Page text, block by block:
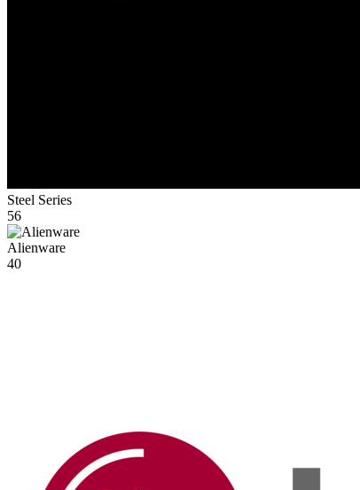
Steel Series
56
Alienware
40